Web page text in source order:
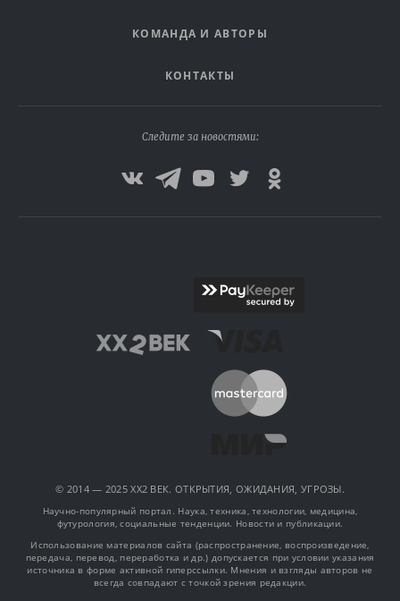
КОМАНДА И АВТОРЫ
КОНТАКТЫ
Следите за новостями:
© 2014 — 2025 XX2 ВЕК. ОТКРЫТИЯ, ОЖИДАНИЯ, УГРОЗЫ.
Научно-популярный портал. Наука, техника, технологии, медицина,
футурология, социальные тенденции. Новости и публикации.
Использование материалов сайта (распространение, воспроизведение,
передача, перевод, переработка и др.) допускается при условии указания
источника в форме активной гиперссылки. Мнения и взгляды авторов не
всегда совпадают с точкой зрения редакции.